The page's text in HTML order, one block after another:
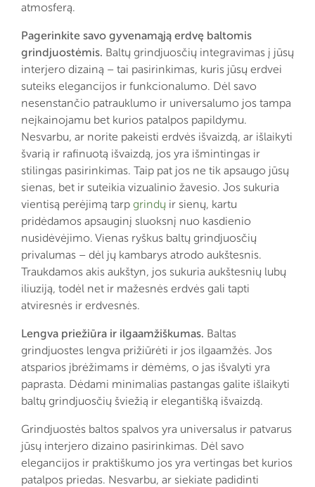
atmosferą.
Pagerinkite savo gyvenamąją erdvę baltomis
grindjuostėmis. Baltų grindjuosčių integravimas į jūsų
interjero dizainą – tai pasirinkimas, kuris jūsų erdvei
suteiks elegancijos ir funkcionalumo. Dėl savo
nesenstančio patrauklumo ir universalumo jos tampa
neįkainojamu bet kurios patalpos papildymu.
Nesvarbu, ar norite pakeisti erdvės išvaizdą, ar išlaikyti
švarią ir rafinuotą išvaizdą, jos yra išmintingas ir
stilingas pasirinkimas. Taip pat jos ne tik apsaugo jūsų
sienas, bet ir suteikia vizualinio žavesio. Jos sukuria
vientisą perėjimą tarp grindų ir sienų, kartu
pridėdamos apsauginį sluoksnį nuo kasdienio
nusidėvėjimo. Vienas ryškus baltų grindjuosčių
privalumas – dėl jų kambarys atrodo aukštesnis.
Traukdamos akis aukštyn, jos sukuria aukštesnių lubų
iliuziją, todėl net ir mažesnės erdvės gali tapti
atviresnės ir erdvesnės.
Lengva priežiūra ir ilgaamžiškumas. Baltas
grindjuostes lengva prižiūrėti ir jos ilgaamžės. Jos
atsparios įbrėžimams ir dėmėms, o jas išvalyti yra
paprasta. Dėdami minimalias pastangas galite išlaikyti
baltų grindjuosčių šviežią ir elegantišką išvaizdą.
Grindjuostės baltos spalvos yra universalus ir patvarus
jūsų interjero dizaino pasirinkimas. Dėl savo
elegancijos ir praktiškumo jos yra vertingas bet kurios
patalpos priedas. Nesvarbu, ar siekiate padidinti